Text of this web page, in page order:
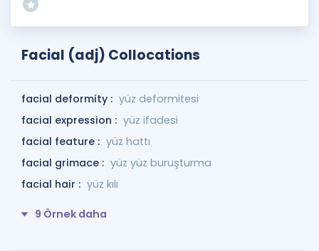
Facial (adj) Collocations
facial deformity : yüz deformitesi
facial expression : yüz ifadesi
facial feature : yüz hattı
facial grimace : yüz yüz buruşturma
facial hair : yüz kılı
9 Örnek daha